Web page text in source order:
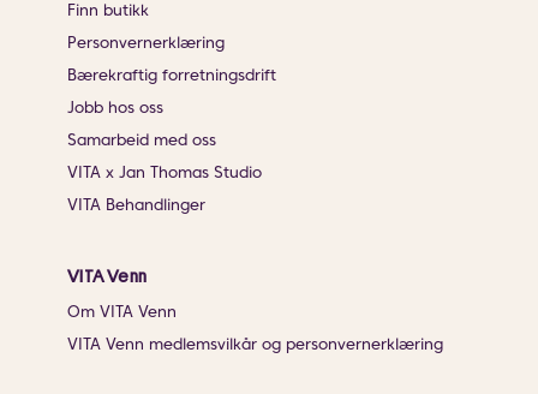
Finn butikk
Personvernerklæring
Bærekraftig forretningsdrift
Jobb hos oss
Samarbeid med oss
VITA x Jan Thomas Studio
VITA Behandlinger
VITA Venn
Om VITA Venn
VITA Venn medlemsvilkår og personvernerklæring